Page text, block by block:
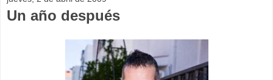
Un año después